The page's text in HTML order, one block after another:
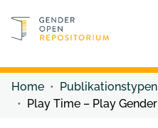
Discover content
Home Publikationstypen
Play Time – Play Gender